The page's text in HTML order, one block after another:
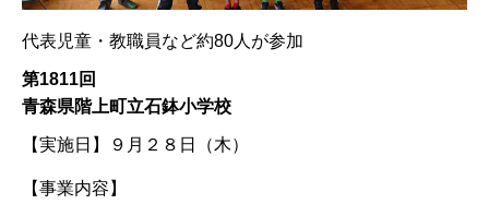
代表児童・教職員など約80人が参加
第1811回
青森県階上町立石鉢小学校
【実施日】 ９月２８日（木）
【事業内容】